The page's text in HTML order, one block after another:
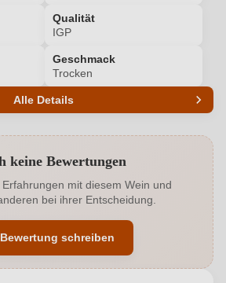
Qualität
IGP
Geschmack
Trocken
Alle Details
13 %
Enthält Sulfite
Wine, James Suckling, Luca Maroni,
Vinibuoni
keine Bewertungen
mit diesem Wein und
bei ihrer Entscheidung.
Bewertung schreiben